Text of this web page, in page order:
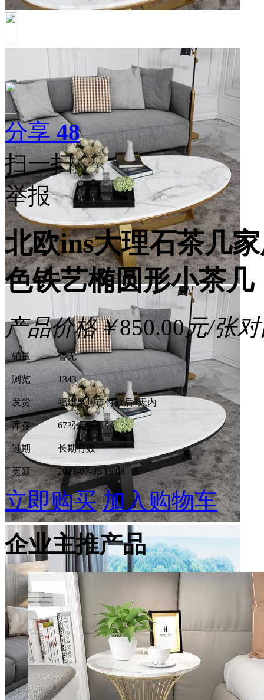
分享48
扫一扫
举报
北欧ins大理石茶几
色铁艺椭圆形小茶几
产品价格￥850.00元/张
销量 暂无
浏览 1343
发货 福建泉州市付款后3天内
库存 673张起订1张
过期 长期有效
更新 2021-07-05 15:08
立即购买 加入购物车
企业主推产品